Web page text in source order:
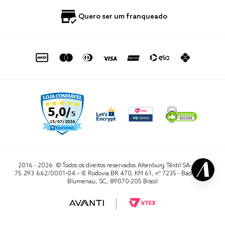
Política de Privacidade
0800 729 1588
sac@altenburg.com.br
Quero ser um franqueado
2016 - 2026. © Todos os direitos reservados.Altenburg Têxtil SA- CNPJ
75.293.662/0001-04 – IE Rodovia BR 470, KM 61, nº 7235 - Badenfurt,
Blumenau, SC, 89070-205 Brasil